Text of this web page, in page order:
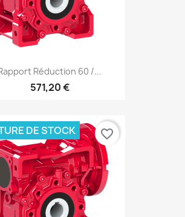
Réduction 60 /...
571,20 €
DE STOCK favorite_border